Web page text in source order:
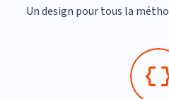
Un design pour tous la